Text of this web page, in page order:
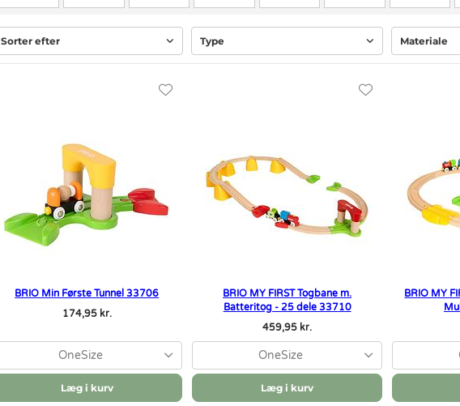
Sorter efter Type Materiale
BRIO Min Første Tunnel 33706
174,95 kr.
OneSize
Læg i kurv
BRIO MY FIRST Togbane m.
Batteritog - 25 dele 33710
459,95 kr.
OneSize
Læg i kurv
BRIO MY